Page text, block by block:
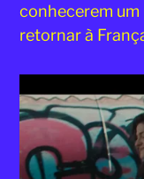
conhecerem um
retornar à